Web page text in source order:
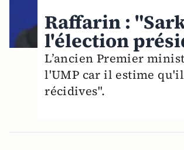
Raffarin :
l'élection
L’ancien Premier
l'UMP car il estime
récidives".